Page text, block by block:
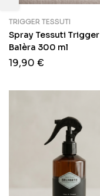
TRIGGER TESSUTI
Spray Tessuti Trigger
Balèra 300 ml
19,90 €